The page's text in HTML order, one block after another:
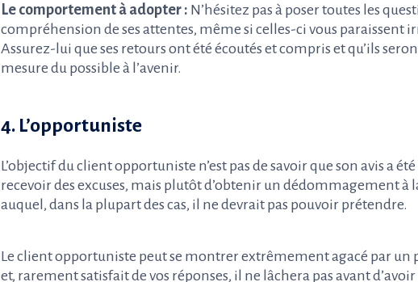
Le comportement à adopter : N’hésitez pas à poser toutes les
compréhension de ses attentes, même si celles-ci vous paraissent
Assurez-lui que ses retours ont été écoutés et compris et qu’ils
mesure du possible à l’avenir.
4. L’opportuniste
L’objectif du client opportuniste n’est pas de savoir que son avis a
recevoir des excuses, mais plutôt d’obtenir un dédommagement à
auquel, dans la plupart des cas, il ne devrait pas pouvoir prétendre.
Le client opportuniste peut se montrer extrêmement agacé par
et, rarement satisfait de vos réponses, il ne lâchera pas avant